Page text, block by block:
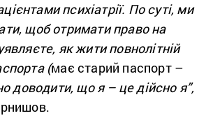
психіатрії. По суті, ми
щоб отримати право на
як жити повнолітній
(має старий паспорт –
доводити, що я – це дійсно я”,